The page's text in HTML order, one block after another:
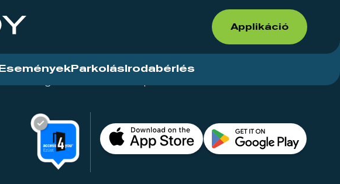
Applikáció
Események Parkolás Irodabérlés